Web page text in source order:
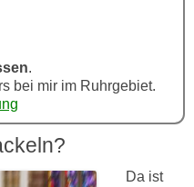
.
bei mir im Ruhrgebiet.
Da ist